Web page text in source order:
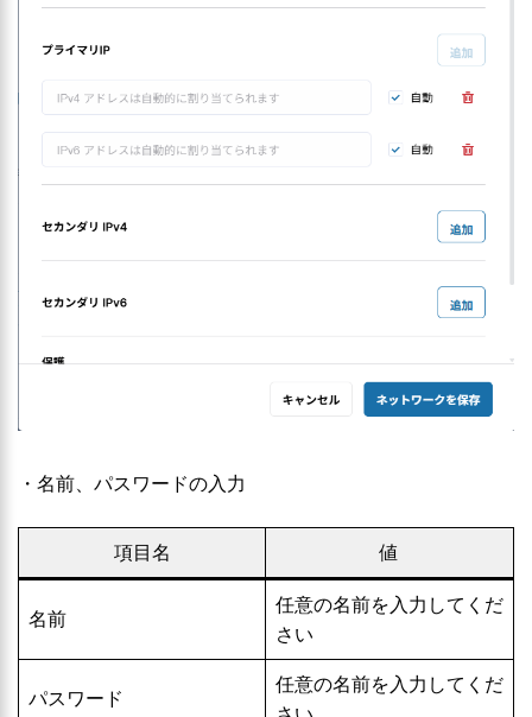
・名前、パスワードの入力
項目名 値
名前
任意の名前を入力してくだ
さい
パスワード
任意の名前を入力してくだ